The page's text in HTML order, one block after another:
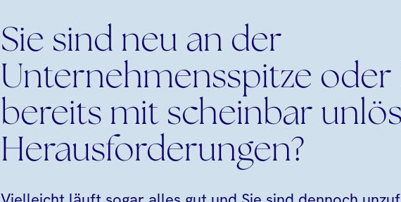
Sie sind neu an der
Unternehmensspitze
bereits mit scheinbar
Herausforderungen?